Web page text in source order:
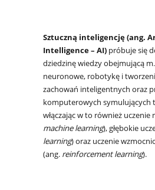
Sztuczną inteligencję (ang.
Intelligence – AI) próbuje się
dziedzinę wiedzy obejmującą
neuronowe, robotykę i
zachowań inteligentnych oraz
komputerowych symulujących
włączając w to również uczenie
machine learning), głębokie
learning)oraz uczenie
(ang. reinforcement learning).